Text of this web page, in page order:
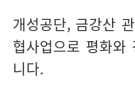
개성공단, 금강산
협사업으로 평화와
니다.